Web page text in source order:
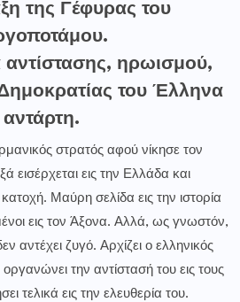
της Γέφυρας του
ηρωισμού,
του Έλληνα
αντάρτη.
στρατός αφού νίκησε τον
εισέρχεται εις την Ελλάδα και
Μαύρη σελίδα εις την ιστορία
εις τον Άξονα. Αλλά, ως γνωστόν,
αντέχει ζυγό. Αρχίζει ο ελληνικός
την αντίστασή του εις τους
τελικά εις την ελευθερία του.